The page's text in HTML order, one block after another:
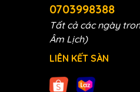
0703998388
Tất cả các ngày
Âm Lịch)
LIÊN KẾT SÀN